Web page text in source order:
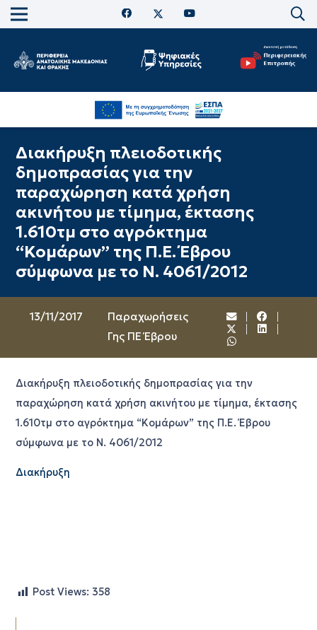
Διακήρυξη πλειοδοτικής
δημοπρασίας για την
παραχώρηση κατά χρήση
ακινήτου µε τίµηµα, έκτασης
1.610τµ στο αγρόκτηµα
“Κομάρων” της Π.Ε. Έβρου
σύµφωνα µε το Ν. 4061/2012
13/11/2017
Παραχωρήσεις
Γης ΠΕ Έβρου
Διακήρυξη πλειοδοτικής δημοπρασίας για την
παραχώρηση κατά χρήση ακινήτου µε τίµηµα, έκτασης
1.610τµ στο αγρόκτηµα “Κομάρων” της Π.Ε. Έβρου
σύµφωνα µε το Ν. 4061/2012
Διακήρυξη
Post Views: 358